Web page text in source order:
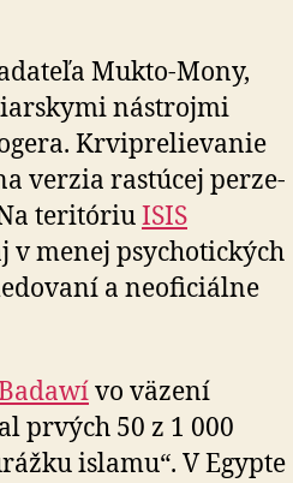
Mukto-Mony,
nástrojmi
Krvi­pre­lie­vanie
verzia rastúcej perze­
te­ri­tóriuISIS
v menej psy­cho­tických
a ne­ofi­ciálne
vo väzení
prvých 50 z 1 000
islamu“. V Egypte